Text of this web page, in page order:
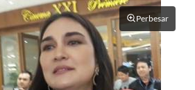
Perbesar